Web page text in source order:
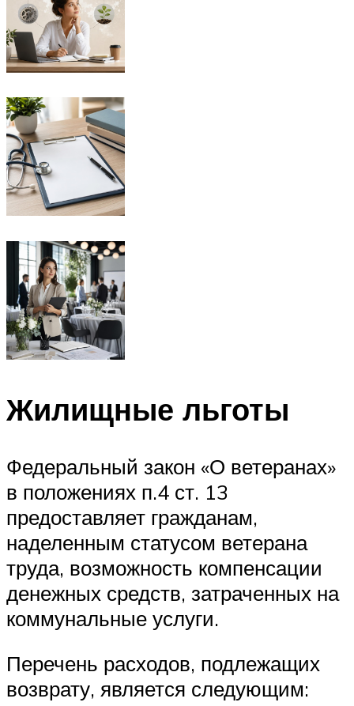
Жилищные льготы
Федеральный закон «О ветеранах»
в положениях п.4 ст. 13
предоставляет гражданам,
наделенным статусом ветерана
труда, возможность компенсации
денежных средств, затраченных на
коммунальные услуги.
Перечень расходов, подлежащих
возврату, является следующим: